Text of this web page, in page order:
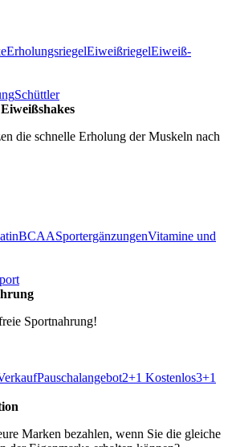
ErholungsriegelEiweißriegelEiweiß-
Schüttler
die schnelle Erholung der Muskeln nach
BCAASportergänzungenVitamine und
Sportnahrung!
Pauschalangebot2+1 Kostenlos3+1
Marken bezahlen, wenn Sie die gleiche